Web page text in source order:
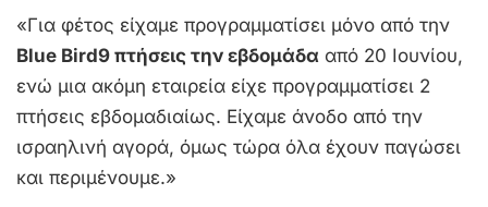
«Για φέτος είχαμε προγραμματίσει μόνο από την
Blue Bird9 πτήσεις την εβδομάδα από 20 Ιουνίου,
ενώ μια ακόμη εταιρεία είχε προγραμματίσει 2
πτήσεις εβδομαδιαίως. Είχαμε άνοδο από την
ισραηλινή αγορά, όμως τώρα όλα έχουν παγώσει
και περιμένουμε.»